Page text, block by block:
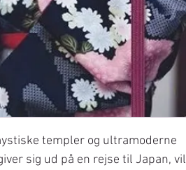
templer og ultramoderne
sig ud på en rejse til Japan, vil